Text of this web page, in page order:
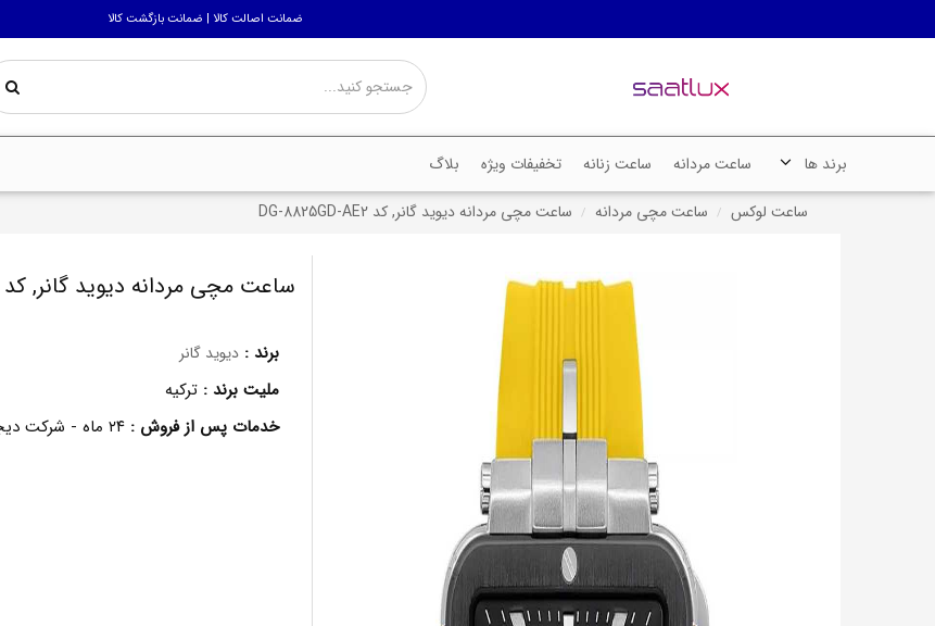
ضمانت اصالت کالا | ضمانت بازگشت کالا
برند ها ساعت مردانه ساعت زنانه تخفیفات ویژه
بلاگ
ساعت لوکس
ساعت مچی مردانه ساعت مچی مردانه دیوید گانر, کد DG-8825GD-AE2
ساعت مچی مردانه دیوید گانر, کد DG-8825GD-AE2
برند : دیوید گانر
ملیت برند :ترکیه
خدمات پس از فروش :۲۴ ماه - شرکت دیجیران